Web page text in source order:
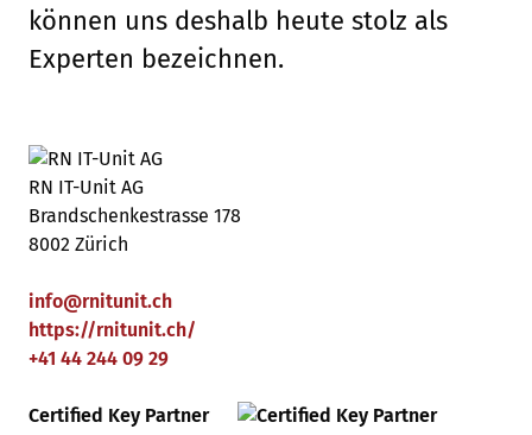
können uns deshalb heute stolz als
Experten bezeichnen.
RN IT-Unit AG
Brandschenkestrasse 178
8002 Zürich
info@rnitunit.ch
https://rnitunit.ch/
+41 44 244 09 29
Certified Key Partner